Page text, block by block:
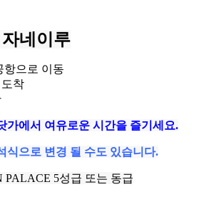
네이루
항으로 이동
착
가에서 여유로운 시간을 즐기세요.
식으로 변경 될 수도 있습니다.
5성급 또는 동급